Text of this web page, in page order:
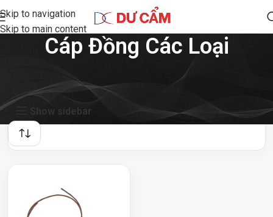
Skip to navigation
Skip to main content
Cáp Đồng Các Loại
Showing the single result
Show sidebar